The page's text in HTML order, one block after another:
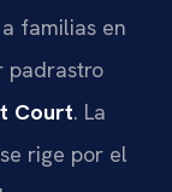
familias en
padrastro
Court. La
rige por el